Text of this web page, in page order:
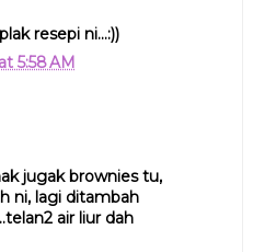
resepi ni...:))
5:58 AM
jugak brownies tu,
ni, lagi ditambah
air liur dah